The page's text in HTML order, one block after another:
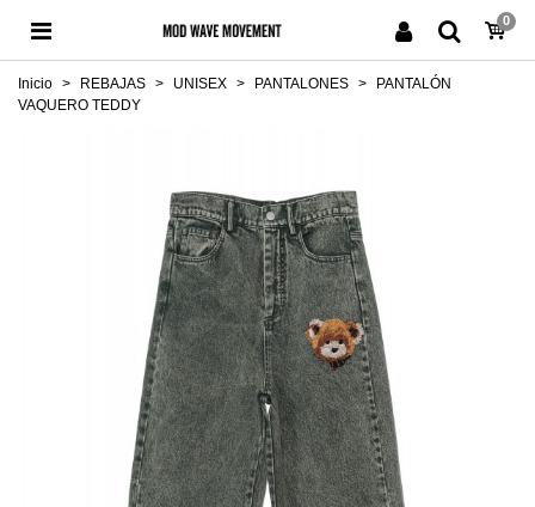
0
Inicio > REBAJAS > UNISEX > PANTALONES >
PANTALÓN
VAQUERO TEDDY